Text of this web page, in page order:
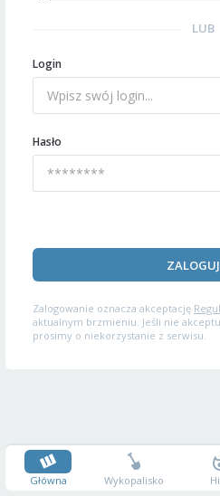
LUB
Login
Hasło
Zalogowanie oznacza akceptację
aktualnym brzmieniu. Jeśli nie
prosimy o niekorzystanie z serwisu.
Główna Wykopalisko